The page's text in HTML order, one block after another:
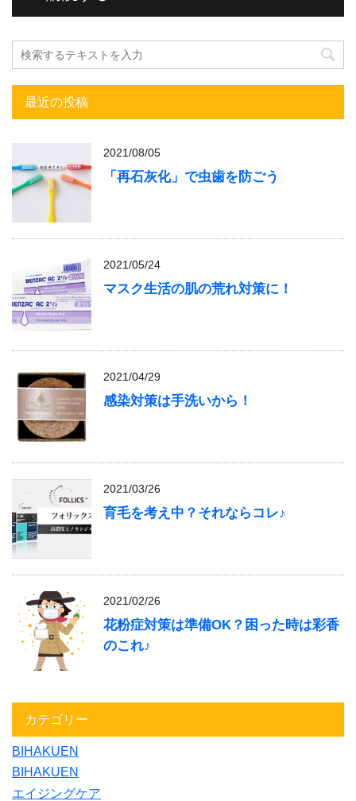
最近の投稿
2021/08/05
「再石灰化」で虫歯を防ごう
2021/05/24
マスク生活の肌の荒れ対策に！
2021/04/29
感染対策は手洗いから！
2021/03/26
育毛を考え中？それならコレ♪
2021/02/26
花粉症対策は準備OK？困った時は彩香
のこれ♪
カテゴリー
BIHAKUEN
BIHAKUEN
エイジングケア